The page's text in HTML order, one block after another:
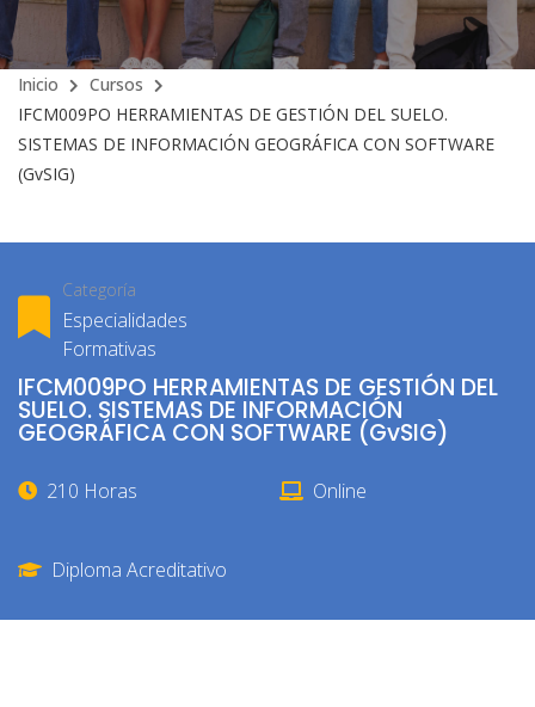
Inicio
Cursos
IFCM009PO HERRAMIENTAS DE GESTIÓN DEL SUELO.
SISTEMAS DE INFORMACIÓN GEOGRÁFICA CON SOFTWARE
(GvSIG)
Categoría
Especialidades
Formativas
IFCM009PO HERRAMIENTAS DE GESTIÓN DEL
SUELO. SISTEMAS DE INFORMACIÓN
GEOGRÁFICA CON SOFTWARE (GvSIG)
210 Horas Online
Diploma Acreditativo